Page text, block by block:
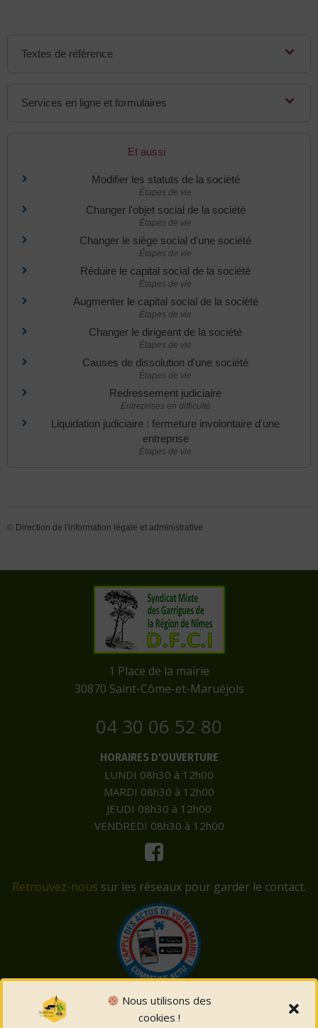
Nous utilisons des
cookies !
Textes de référence
Services en ligne et formulaires
Et aussi
Modifier les statuts de la société
Étapes de vie
Changer l'objet social de la société
Étapes de vie
Changer le siège social d'une société
Étapes de vie
Réduire le capital social de la société
Étapes de vie
Augmenter le capital social de la société
Étapes de vie
Changer le dirigeant de la société
Étapes de vie
Causes de dissolution d'une société
Étapes de vie
Redressement judiciaire
Entreprises en difficulté
Liquidation judiciaire : fermeture involontaire d'une
entreprise
Étapes de vie
© Direction de l'information légale et administrative
​1 Place de la mairie
​30870 Saint-Côme-et-Maruéjols
04 30 06 52 80
HORAIRES D'OUVERTURE
LUNDI 08h30 à 12h00
MARDI 08h30 à 12h00
JEUDI 08h30 à 12h00
VENDREDI 08h30 à 12h00
Retrouvez-nous sur les réseaux pour garder le contact.
© 2026 Saint-Côme-et-Maruéjols. Un service proposé